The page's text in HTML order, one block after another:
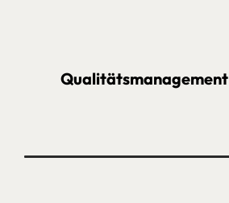
Qualitäts­management